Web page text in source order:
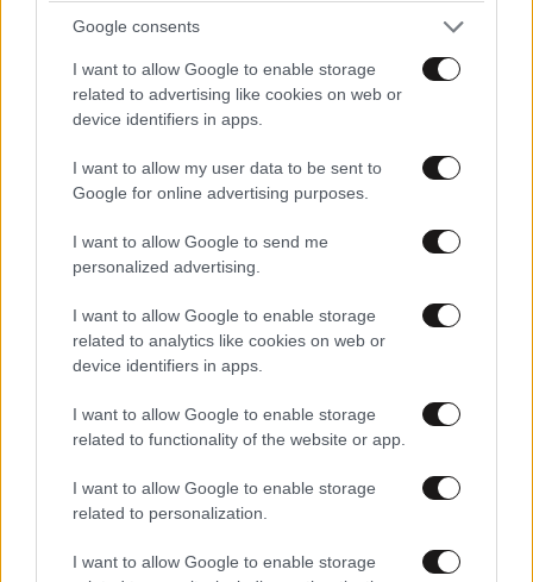
Google consents
I want to allow Google to enable storage
related to advertising like cookies on web or
device identifiers in apps.
I want to allow my user data to be sent to
Google for online advertising purposes.
I want to allow Google to send me
personalized advertising.
I want to allow Google to enable storage
related to analytics like cookies on web or
device identifiers in apps.
I want to allow Google to enable storage
related to functionality of the website or app.
I want to allow Google to enable storage
related to personalization.
I want to allow Google to enable storage
Ακολουθήστε τοNEWSBEAST στοGoogle News
και μάθετε πρώτοι όλες τις ειδήσεις
ΣΧΌΛΙΑ ΑΝΑΓΝΩΣΤΏΝ